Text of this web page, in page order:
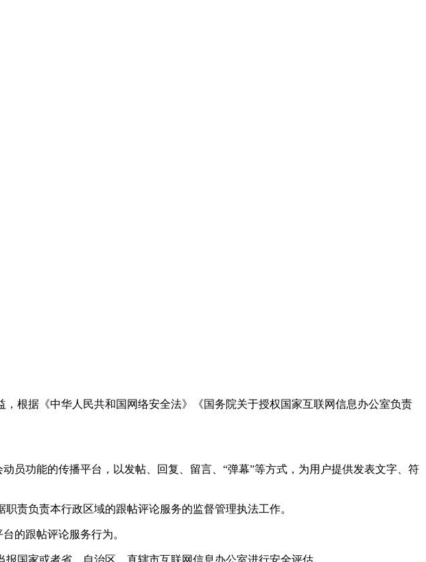
根据《中华人民共和国网络安全法》《国务院关于授权国家互联网信息办公室负责
员功能的传播平台，以发帖、回复、留言、“弹幕”等方式，为用户提供发表文字、符
责负责本行政区域的跟帖评论服务的监督管理执法工作。
的跟帖评论服务行为。
国家或者省、自治区、直辖市互联网信息办公室进行安全评估。